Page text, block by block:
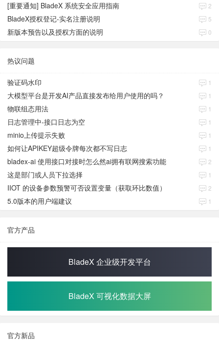
[重要通知] BladeX 系统安全应用指南 2
BladeX授权登记-实名注册说明 5
新版本预告以及授权方面的说明 0
热议问题
验证码水印 1
大模型平台是开发AI产品直接发布给用户使用的吗？ 1
物联组态用法 1
日志管理中-接口日志为空 1
minio上传提示失败 1
如何让APIKEY超级令牌每次都不写日志 1
bladex-ai 使用接口对接时怎么然ai拥有联网搜索功能 2
这是部门或人员下拉选择 1
IIOT 的设备参数预警可否设置变量（获取环比数值） 2
5.0版本的用户端建议 1
官方产品
BladeX 企业级开发平台
BladeX 可视化数据大屏
官方新品